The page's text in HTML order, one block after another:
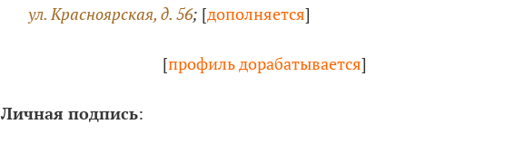
ул. Красноярская, д. 56; [дополняется]
[профиль дорабатывается]
Личная подпись: